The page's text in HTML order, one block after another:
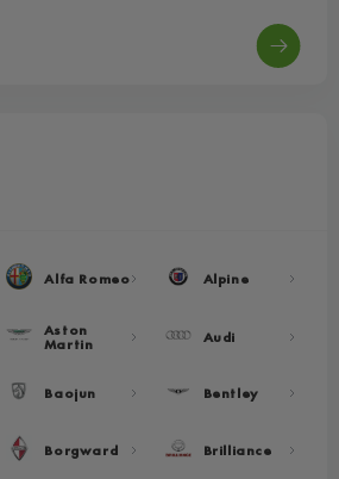
Alfa Romeo Alpine
Aston
Martin Audi
Baojun Bentley
Borgward Brilliance